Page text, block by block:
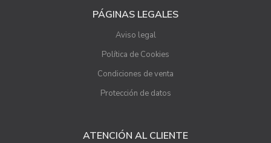
PÁGINAS LEGALES
Aviso legal
Política de Cookies
Condiciones de venta
Protección de datos
ATENCIÓN AL CLIENTE